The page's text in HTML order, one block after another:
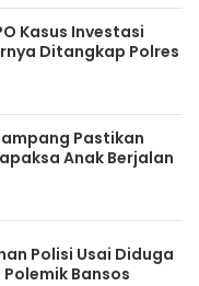
Kasus Investasi
Ditangkap Polres
Pastikan
Anak Berjalan
Polisi Usai Diduga
Bansos